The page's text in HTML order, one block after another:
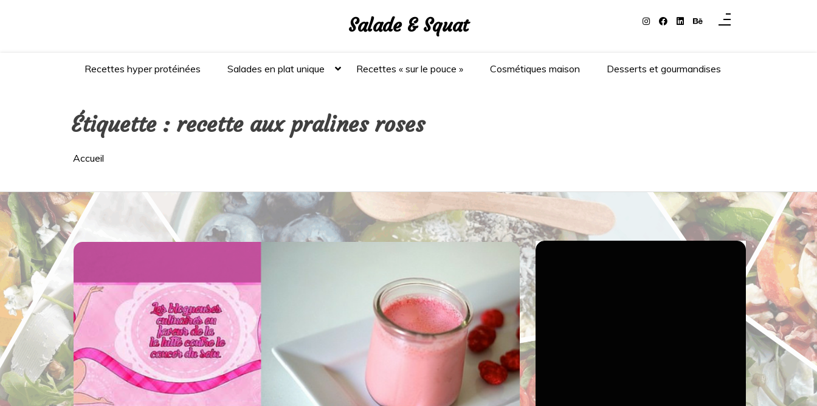
Salade & Squat
Recettes hyper protéinées Salades en plat unique Recettes « sur le pouce » Cosmétiques maison Desserts et gourmandises
Étiquette : recette aux pralines roses
Accueil